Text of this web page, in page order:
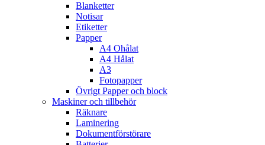
Blanketter
Notisar
Etiketter
Papper
A4 Ohålat
A4 Hålat
A3
Fotopapper
Övrigt Papper och block
Maskiner och tillbehör
Räknare
Laminering
Dokumentförstörare